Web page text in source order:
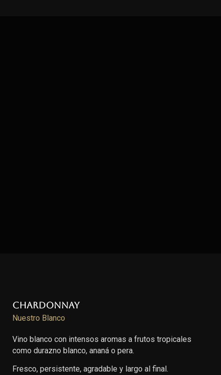
Chardonnay
Nuestro Blanco
Vino blanco con intensos aromas a frutos tropicales
como durazno blanco, ananá o pera.
Fresco, persistente, agradable y largo al final.